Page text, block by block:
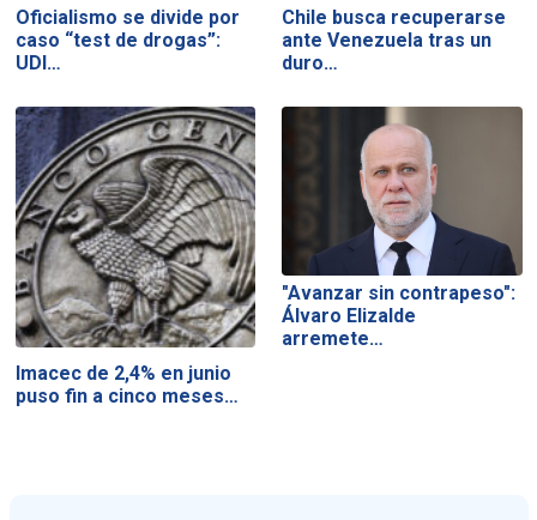
Oficialismo se divide por
caso “test de drogas”:
UDI…
Chile busca recuperarse
ante Venezuela tras un
duro…
Imacec de 2,4% en junio
puso fin a cinco meses…
"Avanzar sin contrapeso":
Álvaro Elizalde
arremete…